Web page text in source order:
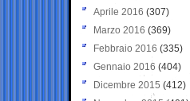
Aprile 2016 (307)
Marzo 2016 (369)
Febbraio 2016 (335)
Gennaio 2016 (404)
Dicembre 2015 (412)